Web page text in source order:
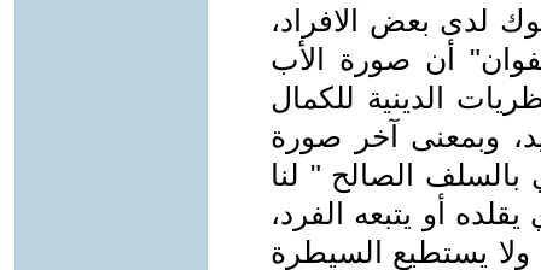
لدى بعض الافراد،
أن صورة الأب
الدينية للكمال
وبمعنى آخر صورة
بالسلف الصالح " لنا
أو يتبعه الفرد،
ولا يستطيع السيطرة